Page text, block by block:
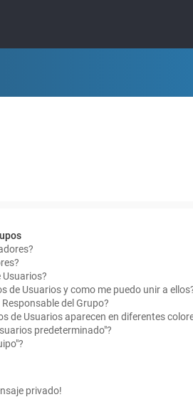
Usuarios?
de Usuarios y como me puedo unir a
del Grupo?
de Usuarios aparecen en diferentes
predeterminado"?
privado!